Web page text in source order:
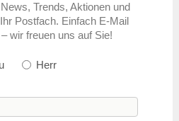
Trends, Aktionen und
Postfach. Einfach E-Mail
wir freuen uns auf Sie!
Herr